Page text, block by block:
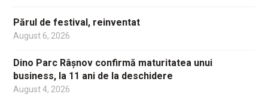
Părul de festival, reinventat
August 6, 2026
Dino Parc Râșnov confirmă maturitatea unui
business, la 11 ani de la deschidere
August 4, 2026